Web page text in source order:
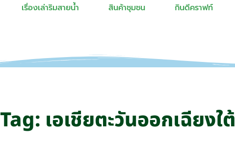
เรื่องเล่าริมสายน้ำ สินค้าชุมชน กินดีคราฟท์
Tag: เอเชียตะวันออกเฉียงใต้